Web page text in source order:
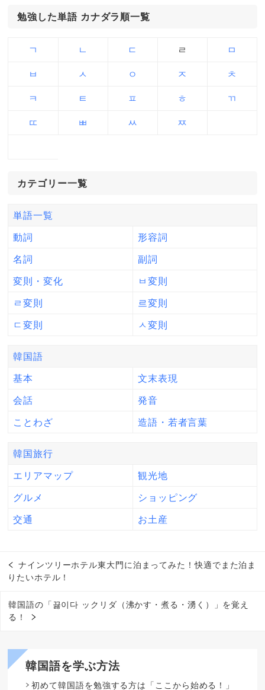
勉強した単語 カナダラ順一覧
ㄱ ㄴ ㄷ ㄹ ㅁ
ㅂ ㅅ ㅇ ㅈ ㅊ
ㅋ ㅌ ㅍ ㅎ ㄲ
ㄸ ㅃ ㅆ ㅉ
カテゴリー一覧
単語一覧
動詞 形容詞
名詞 副詞
変則・変化 ㅂ変則
ㄹ変則 르変則
ㄷ変則 ㅅ変則
韓国語
基本 文末表現
会話 発音
ことわざ 造語・若者言葉
韓国旅行
エリアマップ 観光地
グルメ ショッピング
交通 お土産
ナインツリーホテル東大門に泊まってみた！快適でまた泊ま
りたいホテル！
韓国語の「끓이다 ックリダ（沸かす・煮る・湧く）」を覚え
る！
韓国語を学ぶ方法
初めて韓国語を勉強する方は「ここから始める！」